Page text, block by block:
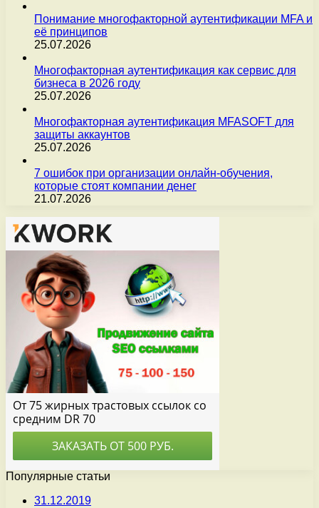
Понимание многофакторной аутентификации MFA и
её принципов
25.07.2026
Многофакторная аутентификация как сервис для
бизнеса в 2026 году
25.07.2026
Многофакторная аутентификация MFASOFT для
защиты аккаунтов
25.07.2026
7 ошибок при организации онлайн-обучения,
которые стоят компании денег
21.07.2026
Популярные статьи
31.12.2019